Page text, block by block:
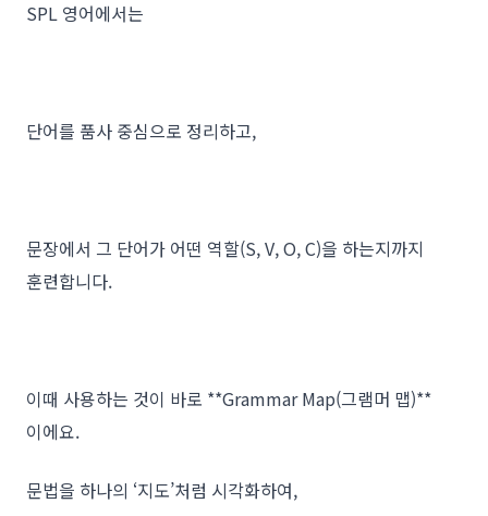
SPL 영어에서는
단어를 품사 중심으로 정리하고,
문장에서 그 단어가 어떤 역할(S, V, O, C)을 하는지까지
훈련합니다.
이때 사용하는 것이 바로 **Grammar Map(그램머 맵)**
이에요.
문법을 하나의 ‘지도’처럼 시각화하여,